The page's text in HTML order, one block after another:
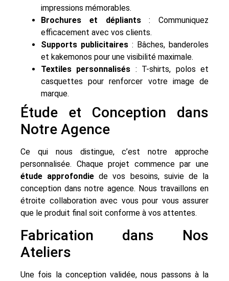
impressions mémorables.
Brochures et dépliants: Communiquez
efficacement avec vos clients.
Supports publicitaires : Bâches, banderoles
et kakemonos pour une visibilité maximale.
Textiles personnalisés : T-shirts, polos et
casquettes pour renforcer votre image de
marque.
Étude et Conception dans
Notre Agence
Ce qui nous distingue, c’est notre approche
personnalisée. Chaque projet commence par une
étude approfondie de vos besoins, suivie de la
conception dans notre agence. Nous travaillons en
étroite collaboration avec vous pour vous assurer
que le produit final soit conforme à vos attentes.
Fabrication dans Nos
Ateliers
Une fois la conception validée, nous passons à la